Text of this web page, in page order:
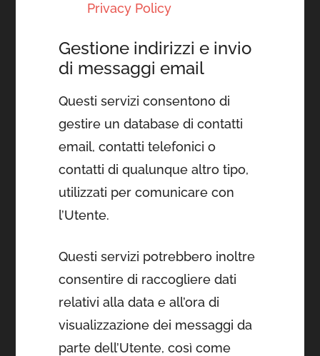
Privacy Policy
Gestione indirizzi e invio
di messaggi email
Questi servizi consentono di
gestire un database di contatti
email, contatti telefonici o
contatti di qualunque altro tipo,
utilizzati per comunicare con
l’Utente.
Questi servizi potrebbero inoltre
consentire di raccogliere dati
relativi alla data e all’ora di
visualizzazione dei messaggi da
parte dell’Utente, così come